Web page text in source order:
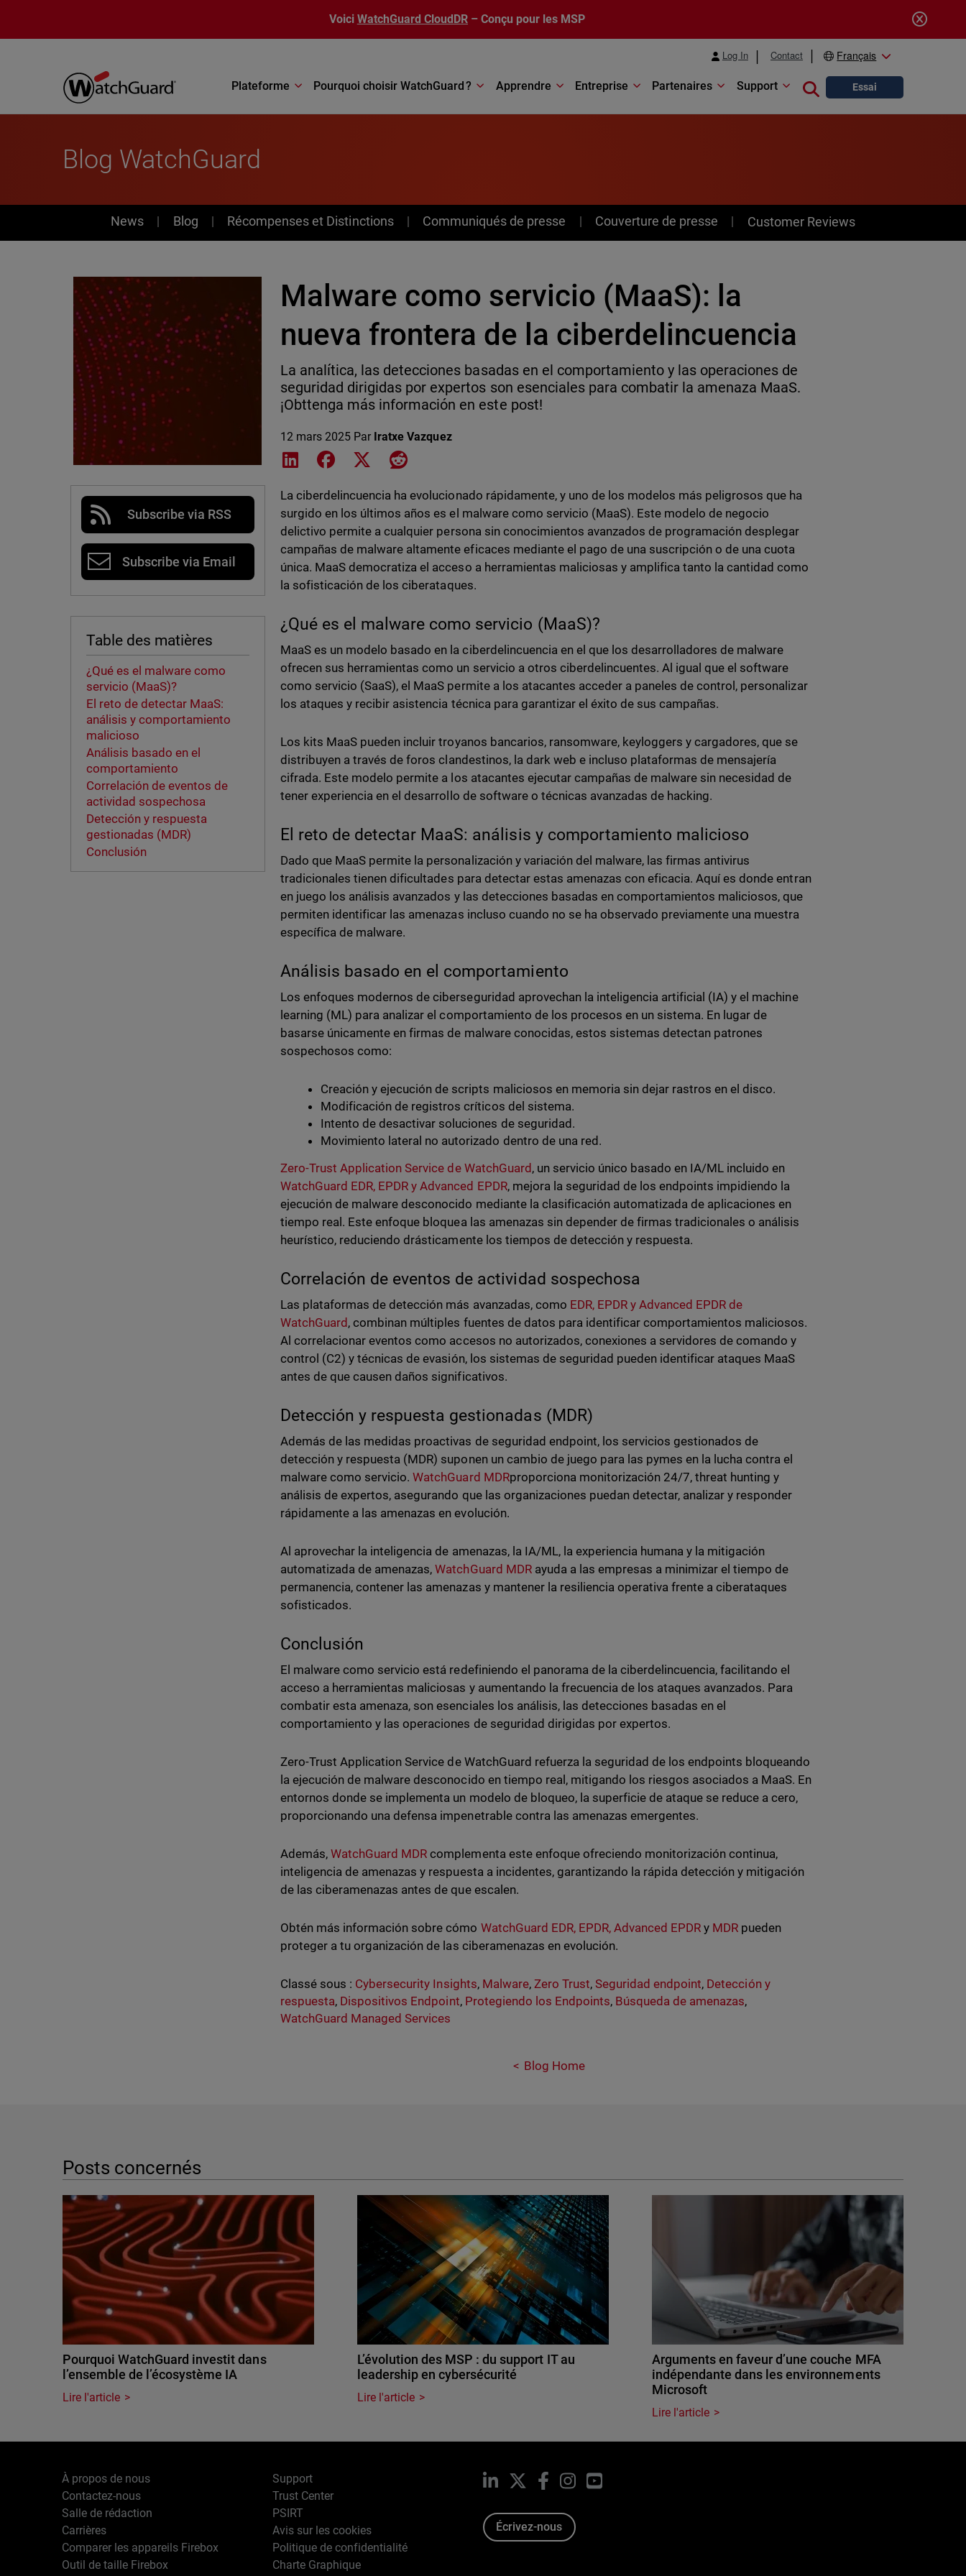
Voici WatchGuard CloudDR – Conçu pour les MSP
Log In Contact Français
Plateforme Pourquoi choisir WatchGuard ? Apprendre Entreprise Partenaires Support Close search
Essai
Blog WatchGuard
News
News Blog Récompenses et Distinctions Communiqués de presse Couverture de presse Customer Reviews
Subscribe via RSS
Subscribe via Email
Table des matières
¿Qué es el malware como
servicio (MaaS)?
El reto de detectar MaaS:
análisis y comportamiento
malicioso
Análisis basado en el
comportamiento
Correlación de eventos de
actividad sospechosa
Detección y respuesta
gestionadas (MDR)
Conclusión
Malware como servicio (MaaS): la
nueva frontera de la ciberdelincuencia
La analítica, las detecciones basadas en el comportamiento y las operaciones de
seguridad dirigidas por expertos son esenciales para combatir la amenaza MaaS.
¡Obttenga más información en este post!
12 mars 2025 Par Iratxe Vazquez
Share on LinkedIn
Share on Facebook
Share on XShare on Reddit
La ciberdelincuencia ha evolucionado rápidamente, y uno de los modelos más peligrosos que ha
surgido en los últimos años es el malware como servicio (MaaS). Este modelo de negocio
delictivo permite a cualquier persona sin conocimientos avanzados de programación desplegar
campañas de malware altamente eficaces mediante el pago de una suscripción o de una cuota
única. MaaS democratiza el acceso a herramientas maliciosas y amplifica tanto la cantidad como
la sofisticación de los ciberataques.
¿Qué es el malware como servicio (MaaS)?
MaaS es un modelo basado en la ciberdelincuencia en el que los desarrolladores de malware
ofrecen sus herramientas como un servicio a otros ciberdelincuentes. Al igual que el software
como servicio (SaaS), el MaaS permite a los atacantes acceder a paneles de control, personalizar
los ataques y recibir asistencia técnica para garantizar el éxito de sus campañas.
Los kits MaaS pueden incluir troyanos bancarios, ransomware, keyloggers y cargadores, que se
distribuyen a través de foros clandestinos, la dark web e incluso plataformas de mensajería
cifrada. Este modelo permite a los atacantes ejecutar campañas de malware sin necesidad de
tener experiencia en el desarrollo de software o técnicas avanzadas de hacking.
El reto de detectar MaaS: análisis y comportamiento malicioso
Dado que MaaS permite la personalización y variación del malware, las firmas antivirus
tradicionales tienen dificultades para detectar estas amenazas con eficacia. Aquí es donde entran
en juego los análisis avanzados y las detecciones basadas en comportamientos maliciosos, que
permiten identificar las amenazas incluso cuando no se ha observado previamente una muestra
específica de malware.
Análisis basado en el comportamiento
Los enfoques modernos de ciberseguridad aprovechan la inteligencia artificial (IA) y el machine
learning (ML) para analizar el comportamiento de los procesos en un sistema. En lugar de
basarse únicamente en firmas de malware conocidas, estos sistemas detectan patrones
sospechosos como:
Creación y ejecución de scripts maliciosos en memoria sin dejar rastros en el disco.
Modificación de registros críticos del sistema.
Intento de desactivar soluciones de seguridad.
Movimiento lateral no autorizado dentro de una red.
Zero-Trust Application Service de WatchGuard , un servicio único basado en IA/ML incluido en
WatchGuard EDR, EPDR y Advanced EPDR, mejora la seguridad de los endpoints impidiendo la
ejecución de malware desconocido mediante la clasificación automatizada de aplicaciones en
tiempo real. Este enfoque bloquea las amenazas sin depender de firmas tradicionales o análisis
heurístico, reduciendo drásticamente los tiempos de detección y respuesta.
Correlación de eventos de actividad sospechosa
Las plataformas de detección más avanzadas, como EDR, EPDR y Advanced EPDR de
WatchGuard , combinan múltiples fuentes de datos para identificar comportamientos maliciosos.
Al correlacionar eventos como accesos no autorizados, conexiones a servidores de comando y
control (C2) y técnicas de evasión, los sistemas de seguridad pueden identificar ataques MaaS
antes de que causen daños significativos.
Detección y respuesta gestionadas (MDR)
Además de las medidas proactivas de seguridad endpoint, los servicios gestionados de
detección y respuesta (MDR) suponen un cambio de juego para las pymes en la lucha contra el
malware como servicio.WatchGuard MDRproporciona monitorización 24/7, threat hunting y
análisis de expertos, asegurando que las organizaciones puedan detectar, analizar y responder
rápidamente a las amenazas en evolución.
Al aprovechar la inteligencia de amenazas, la IA/ML, la experiencia humana y la mitigación
automatizada de amenazas,WatchGuard MDRayuda a las empresas a minimizar el tiempo de
permanencia, contener las amenazas y mantener la resiliencia operativa frente a ciberataques
sofisticados.
Conclusión
El malware como servicio está redefiniendo el panorama de la ciberdelincuencia, facilitando el
acceso a herramientas maliciosas y aumentando la frecuencia de los ataques avanzados. Para
combatir esta amenaza, son esenciales los análisis, las detecciones basadas en el
comportamiento y las operaciones de seguridad dirigidas por expertos.
Zero-Trust Application Service de WatchGuard refuerza la seguridad de los endpoints bloqueando
la ejecución de malware desconocido en tiempo real, mitigando los riesgos asociados a MaaS. En
entornos donde se implementa un modelo de bloqueo, la superficie de ataque se reduce a cero,
proporcionando una defensa impenetrable contra las amenazas emergentes.
Además,WatchGuard MDR complementa este enfoque ofreciendo monitorización continua,
inteligencia de amenazas y respuesta a incidentes, garantizando la rápida detección y mitigación
de las ciberamenazas antes de que escalen.
Obtén más información sobre cómo WatchGuard EDR, EPDR, Advanced EPDR y MDR pueden
proteger a tu organización de las ciberamenazas en evolución.
Classé sous : Cybersecurity Insights, Malware, Zero Trust,Seguridad endpoint, Detección y
respuesta, Dispositivos Endpoint, Protegiendo los Endpoints, Búsqueda de amenazas,
WatchGuard Managed Services
Blog Home
Posts concernés
Pourquoi WatchGuard investit dans
l’ensemble de l’écosystème IA
Lire l'article
L’évolution des MSP : du support IT au
leadership en cybersécurité
Lire l'article
Arguments en faveur d’une couche MFA
indépendante dans les environnements
Microsoft
Lire l'article
À propos de nous
Contactez-nous
Salle de rédaction
Carrières
Comparer les appareils Firebox
Outil de taille Firebox
Support
Trust Center
PSIRT
Avis sur les cookies
Politique de confidentialité
Charte Graphique
LinkedIn Facebook
InstagramYouTube
Écrivez-nous